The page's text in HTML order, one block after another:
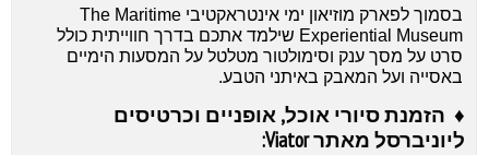
בסמוך לפארק מוזיאון ימי אינטראקטיבי The Maritime
Experiential Museum שילמד אתכם בדרך חווייתית כולל
סרט על מסך ענק וסימולטור מטלטל על המסעות הימיים
באסייה ועל המאבק באיתני הטבע.
♦ הזמנת סיורי אוכל, אופניים וכרטיסים
ליוניברסל מאתר Viator: